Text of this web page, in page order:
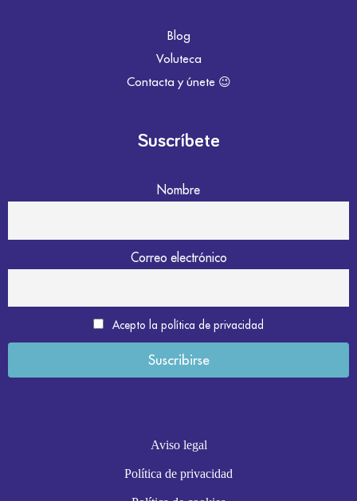
Blog
Voluteca
Contacta y únete 😉
Suscríbete
Nombre
Correo electrónico
Acepto la política de privacidad
Aviso legal
Política de privacidad